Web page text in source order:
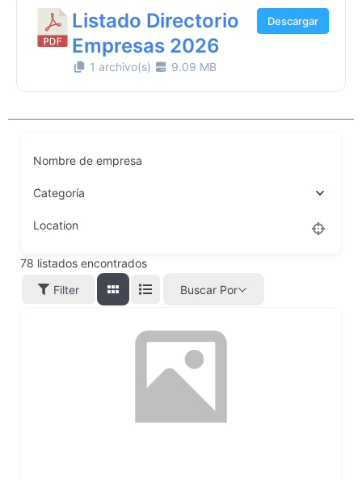
Listado Directorio
Empresas 2026
1 archivo(s) 9.09 MB
Descargar
Nombre de empresa
Categoría
Location
78 listados encontrados
Filter
Buscar Por